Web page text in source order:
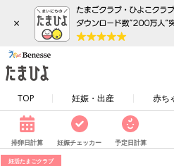
×
TOP 妊娠・出産 赤ち
排卵日計算 妊娠チェッカー 予定日計算
妊活たまごクラブ